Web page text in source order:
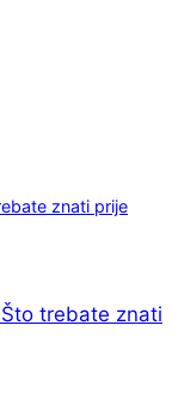
trebate znati